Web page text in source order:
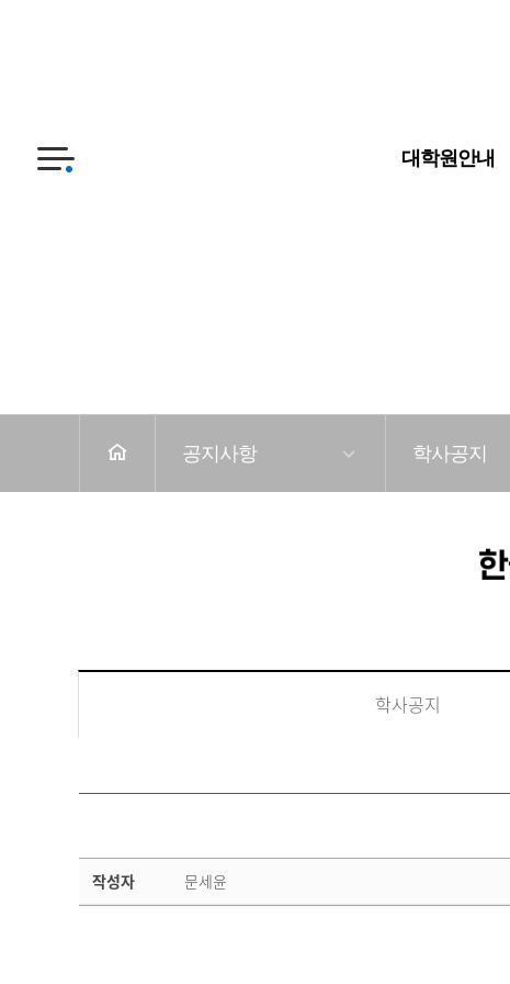
대학원안내
공지사항 학사공지
학사공지
사
공
작성자 문세윤